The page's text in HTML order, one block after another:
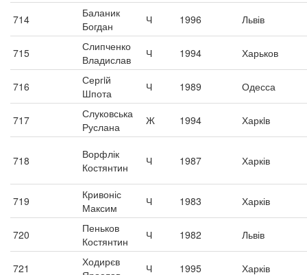
714
Баланик
Богдан
Ч 1996 Львів
715
Слипченко
Владислав
Ч 1994 Харьков
716
Сергiй
Шпота
Ч 1989 Одесса
717
Слуковська
Руслана
Ж 1994 Харкiв
718
Ворфлік
Костянтин
Ч 1987 Харків
719
Кривоніс
Максим
Ч 1983 Харків
720
Пеньков
Костянтин
Ч 1982 Львів
721
Ходирєв
Ч 1995 Харків